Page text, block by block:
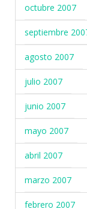
octubre 2007
septiembre
agosto 2007
julio 2007
junio 2007
mayo 2007
abril 2007
marzo 2007
febrero 2007